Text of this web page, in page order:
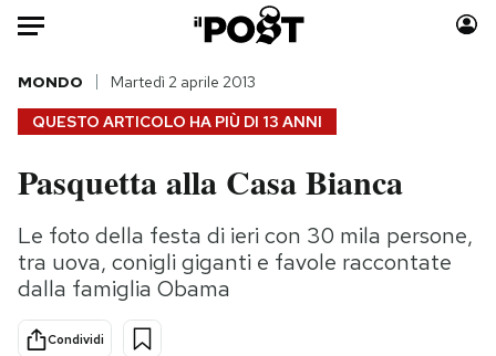
Auto
HOME
Italia
Politica
Tecnologia
Scienza
Moda
Consumismi
QUESTO ARTICOLO HA PIÙ DI 13 ANNI
MONDO Martedì 2 aprile 2013
Pasquetta alla Casa Bianca
Le foto della festa di ieri con 30 mila persone,
tra uova, conigli giganti e favole raccontate
dalla famiglia Obama
Condividi